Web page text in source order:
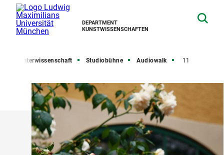
DEPARTMENT
KUNSTWISSENSCHAFTEN
Theaterwissenschaft Studiobühne Audiowalk 11